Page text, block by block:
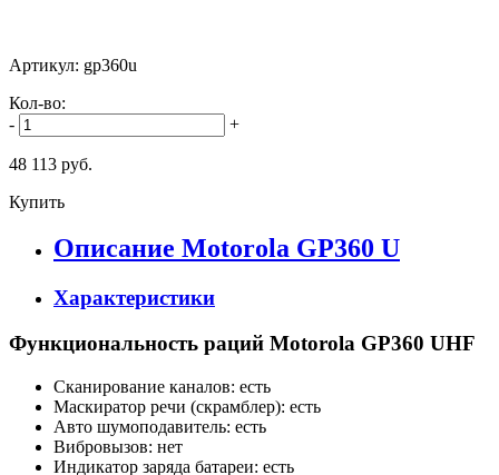
Артикул: gp360u
Кол-во:
-
+
48 113 руб.
Купить
Описание Motorola GP360 U
Характеристики
Функциональность раций Motorola GP360 UHF
Сканирование каналов: есть
Маскиратор речи (скрамблер): есть
Авто шумоподавитель: есть
Вибровызов: нет
Индикатор заряда батареи: есть